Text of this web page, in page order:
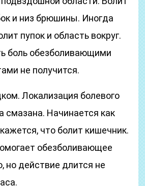
и низ брюшины. Иногда
пупок и область вокруг.
боль обезболивающими
не получится.
Локализация болевого
смазана. Начинается как
что болит кишечник.
обезболивающее
но действие длится не